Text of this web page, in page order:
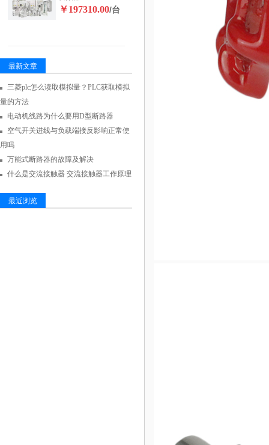
￥197310.00/台
最新文章
三菱plc怎么读取模拟量？PLC获取模拟
量的方法
电动机线路为什么要用D型断路器
空气开关进线与负载端接反影响正常使
用吗
万能式断路器的故障及解决
什么是交流接触器 交流接触器工作原理
最近浏览